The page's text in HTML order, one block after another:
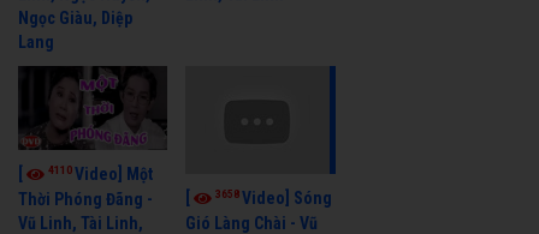
Ngọc Giàu, Diệp
Lang
4110Video] Một
Thời Phóng Đãng -
Vũ Linh, Tài Linh,
3658Video] Sóng
Gió Làng Chài - Vũ